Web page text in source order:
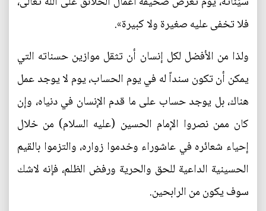
فلا تخفى عليه صغيرة ولا كبيرة».
ولذا من الأفضل لكل إنسان أن تثقل موازين حسناته التي
يمكن أن تكون سنداً له في يوم الحساب، يوم لا يوجد عمل
هناك، بل يوجد حساب على ما قدم الإنسان في دنياه، وإن
كان ممن نصروا الإمام الحسين (عليه السلام) من خلال
إحياء شعائره في عاشوراء وخدموا زواره، والتزموا بالقيم
الحسينية الداعية للحق والحرية ورفض الظلم، فإنه لاشك
سوف يكون من الرابحين.